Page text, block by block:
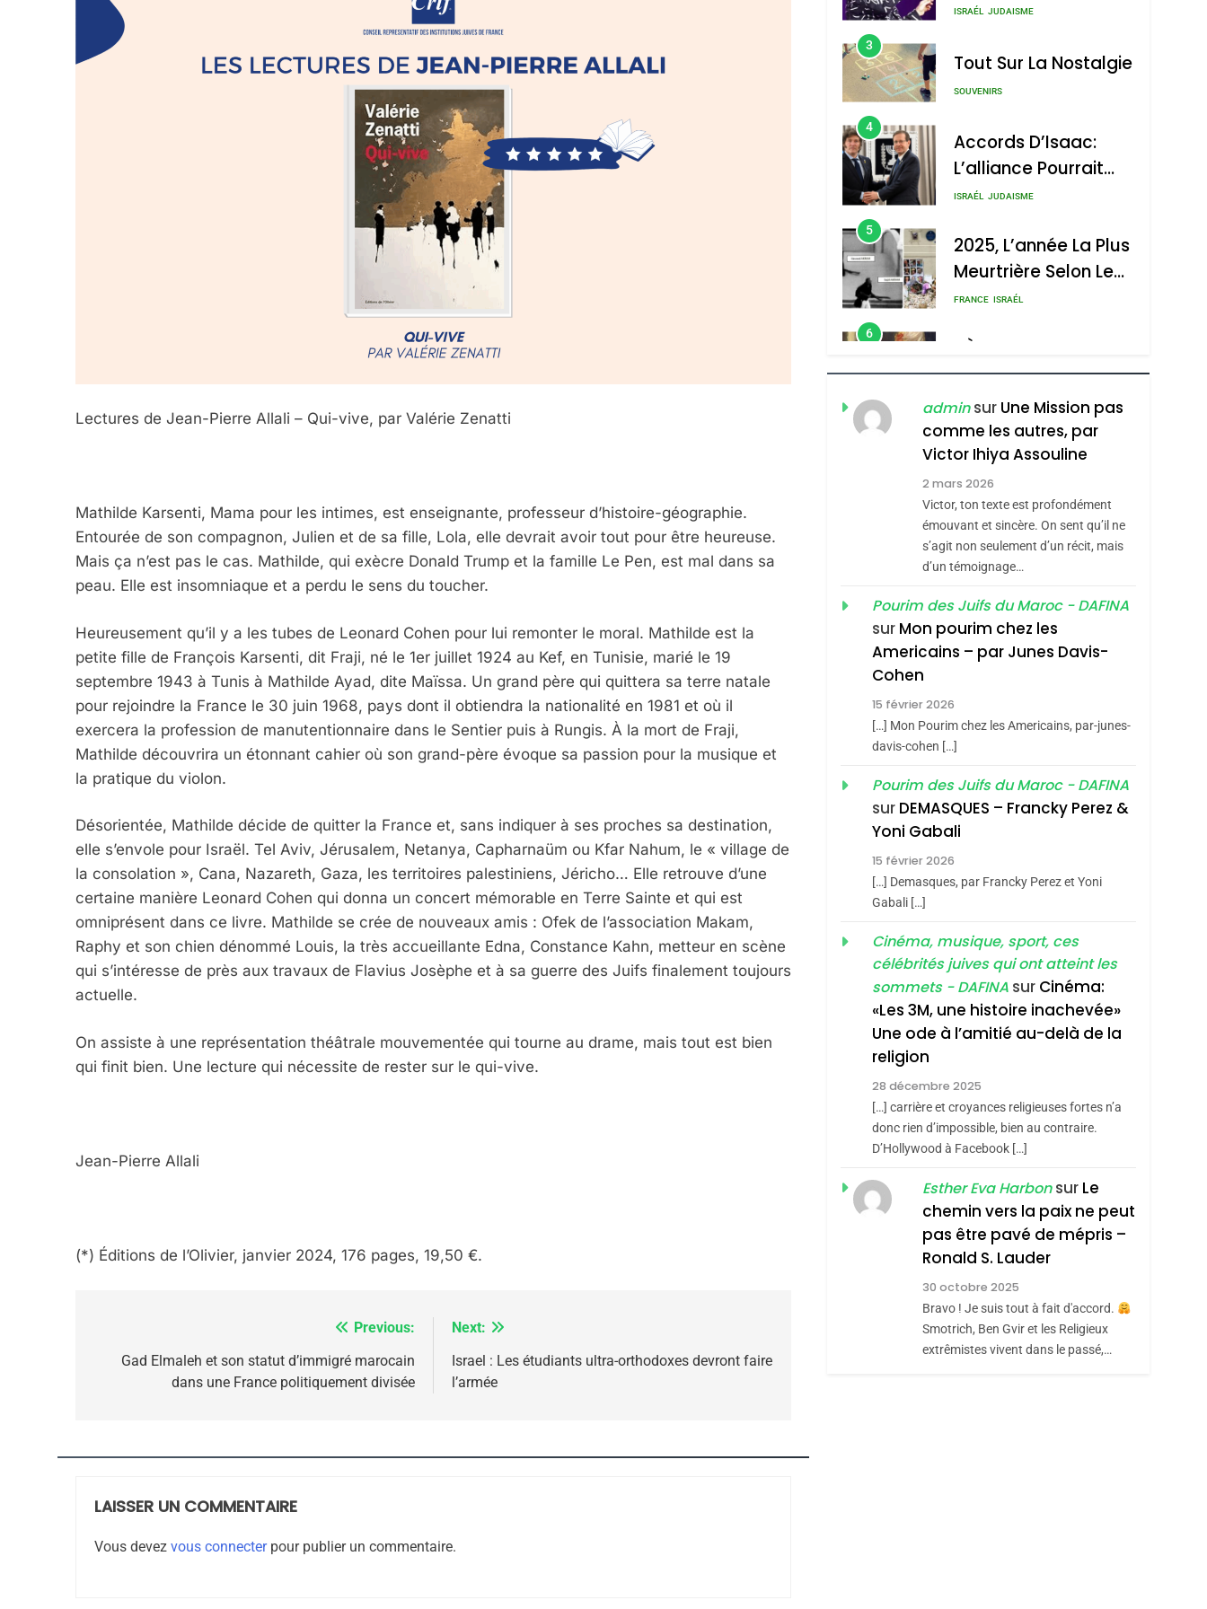
Lectures de Jean-Pierre Allali – Qui-vive, par Valérie Zenatti
Mathilde Karsenti, Mama pour les intimes, est enseignante, professeur d’histoire-géographie.
Entourée de son compagnon, Julien et de sa fille, Lola, elle devrait avoir tout pour être heureuse.
Mais ça n’est pas le cas. Mathilde, qui exècre Donald Trump et la famille Le Pen, est mal dans sa
peau. Elle est insomniaque et a perdu le sens du toucher.
Heureusement qu’il y a les tubes de Leonard Cohen pour lui remonter le moral. Mathilde est la
petite fille de François Karsenti, dit Fraji, né le 1er juillet 1924 au Kef, en Tunisie, marié le 19
septembre 1943 à Tunis à Mathilde Ayad, dite Maïssa. Un grand père qui quittera sa terre natale
pour rejoindre la France le 30 juin 1968, pays dont il obtiendra la nationalité en 1981 et où il
exercera la profession de manutentionnaire dans le Sentier puis à Rungis. À la mort de Fraji,
Mathilde découvrira un étonnant cahier où son grand-père évoque sa passion pour la musique et
la pratique du violon.
Désorientée, Mathilde décide de quitter la France et, sans indiquer à ses proches sa destination,
elle s’envole pour Israël. Tel Aviv, Jérusalem, Netanya, Capharnaüm ou Kfar Nahum, le « village de
la consolation », Cana, Nazareth, Gaza, les territoires palestiniens, Jéricho… Elle retrouve d’une
certaine manière Leonard Cohen qui donna un concert mémorable en Terre Sainte et qui est
omniprésent dans ce livre. Mathilde se crée de nouveaux amis : Ofek de l’association Makam,
Raphy et son chien dénommé Louis, la très accueillante Edna, Constance Kahn, metteur en scène
qui s’intéresse de près aux travaux de Flavius Josèphe et à sa guerre des Juifs finalement toujours
actuelle.
On assiste à une représentation théâtrale mouvementée qui tourne au drame, mais tout est bien
qui finit bien. Une lecture qui nécessite de rester sur le qui-vive.
Jean-Pierre Allali
(*) Éditions de l’Olivier, janvier 2024, 176 pages, 19,50 €.
Previous:
Gad Elmaleh et son statut d’immigré marocain
dans une France politiquement divisée
Next:
Israel : Les étudiants ultra-orthodoxes devront faire
l’armée
LAISSER UN COMMENTAIRE
Vous devez vous connecterpour publier un commentaire.
Nouvelle Chanson De
ISRAÉL JUDAISME
3
Tout Sur La Nostalgie
SOUVENIRS
4
Accords D’Isaac:
L’alliance Pourrait
S’étendre À 13 Pays
ISRAÉL JUDAISME
5
2025, L’année La Plus
Meurtrière Selon Le
Rapport D’ADL
FRANCE ISRAÉL
6
FIÈRE, DIGNE ET
RÉSILIENTE :
POURQUOI JE
REVENDIQUE MA
JUDAÏTE Par Thérèse
Zrihen-Dvir
ISRAÉL JUDAISME
CE QUI NOUS
MANQUE – Jacques
Hadida
JUDAISME
Maroc : Les Amandes
De Tafraout, Le Miel
De Tadla Azilal
Consacrés Produits
Du Terroir
DAFINA MAROC
Oeil Ravageur –
2
Dis Guerre»: La
Nouvelle Chanson De
Boy George
ISRAÉL JUDAISME
Accords D’Isaac:
L’alliance Pourrait
S’étendre À 13 Pays
D’Amérique Latine
ISRAÉL JUDAISME
5
Meurtrière Selon Le
Rapport D’ADL
Contre
L’antisémitisme
FRANCE ISRAÉL
FIÈRE, DIGNE ET
RÉSILIENTE :
POURQUOI JE
REVENDIQUE MA
JUDAÏTE Par Thérèse
Zrihen-Dvir
ISRAÉL JUDAISME
CE QUI NOUS
MANQUE – Jacques
Hadida
JUDAISME
Maroc : Les Amandes
adminsur Une Mission pas
comme les autres, par
Victor Ihiya Assouline
2 mars 2026
Victor, ton texte est profondément
émouvant et sincère. On sent qu’il ne
s’agit non seulement d’un récit, mais
d’un témoignage…
Pourim des Juifs du Maroc - DAFINA
sur Mon pourim chez les
Americains – par Junes Davis-
Cohen
15 février 2026
[…] Mon Pourim chez les Americains, par-junes-
davis-cohen […]
Pourim des Juifs du Maroc - DAFINA
sur DEMASQUES – Francky Perez &
Yoni Gabali
15 février 2026
[…] Demasques, par Francky Perez et Yoni
Gabali […]
Cinéma, musique, sport, ces
célébrités juives qui ont atteint les
sommets - DAFINA sur Cinéma:
«Les 3M, une histoire inachevée»
Une ode à l’amitié au-delà de la
religion
28 décembre 2025
[…] carrière et croyances religieuses fortes n’a
donc rien d’impossible, bien au contraire.
D’Hollywood à Facebook […]
Esther Eva Harbonsur Le
chemin vers la paix ne peut
pas être pavé de mépris –
Ronald S. Lauder
30 octobre 2025
Bravo ! Je suis tout à fait d'accord.
Smotrich, Ben Gvir et les Religieux
extrêmistes vivent dans le passé,…
2025, L’année La Plus Meurtrière Selon Le Rapport D’ADL Contre L’antisémitisme
6
FIÈRE, DIGNE ET RÉSILIENTE : POURQUOI JE REVENDIQUE MA JUDAÏTE Par Thérèse Zrihen-
CE QUI NOUS MANQUE – Jacques Hadida